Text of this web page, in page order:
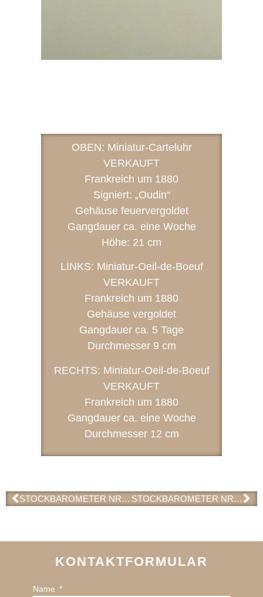
OBEN: Miniatur-Carteluhr
VERKAUFT
Frankreich um 1880
Signiert: „Oudin“
Gehäuse feuervergoldet
Gangdauer ca. eine Woche
Höhe: 21 cm
LINKS: Miniatur-Oeil-de-Boeuf
VERKAUFT
Frankreich um 1880
Gehäuse vergoldet
Gangdauer ca. 5 Tage
Durchmesser 9 cm
RECHTS: Miniatur-Oeil-de-Boeuf
VERKAUFT
Frankreich um 1880
Gangdauer ca. eine Woche
Durchmesser 12 cm
STOCK­BAROMETER NR. B 49 (VERKAUFT) STOCK­BAROMETER NR. B 50
KONTAKTFORMULAR
Name